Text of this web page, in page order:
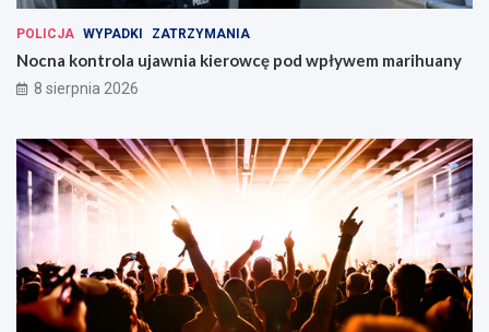
POLICJA WYPADKI ZATRZYMANIA
Nocna kontrola ujawnia kierowcę pod wpływem marihuany
8 sierpnia 2026